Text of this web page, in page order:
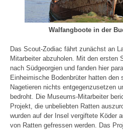
Walfangboote in der
Das Scout-Zodiac fährt zunächst an
Mitarbeiter abzuholen. Mit den ersten
nach Südgeorgien und fanden hier
Einheimische Bodenbrüter hatten den
Nagetieren nichts entgegenzusetzen
bedroht. Die Museums-Mitarbeiter
Projekt, die unbeliebten Ratten
wurden auf der Insel vergiftete Köder
von Ratten gefressen werden. Das